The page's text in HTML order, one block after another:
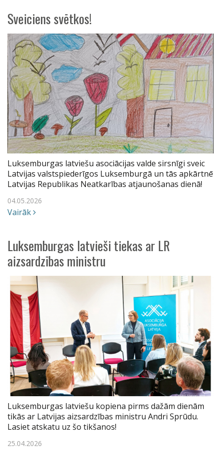
Sveiciens svētkos!
Luksemburgas latviešu asociācijas valde sirsnīgi sveic
Latvijas valstspiederīgos Luksemburgā un tās apkārtnē
Latvijas Republikas Neatkarības atjaunošanas dienā!
04.05.2026
Vairāk
Luksemburgas latvieši tiekas ar LR
aizsardzības ministru
Luksemburgas latviešu kopiena pirms dažām dienām
tikās ar Latvijas aizsardzības ministru Andri Sprūdu.
Lasiet atskatu uz šo tikšanos!
25.04.2026